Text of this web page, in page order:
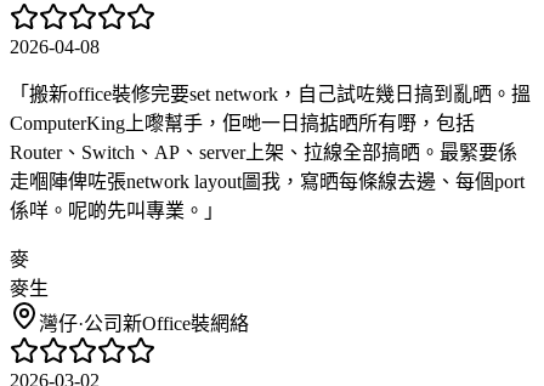
2026-04-08
「 搬新office裝修完要set network，自己試咗幾日搞到亂晒。搵
ComputerKing上嚟幫手，佢哋一日搞掂晒所有嘢，包括
Router、Switch、AP、server上架、拉線全部搞晒。最緊要係
走嗰陣俾咗張network layout圖我，寫晒每條線去邊、每個port
係咩。呢啲先叫專業。 」
麥
麥生
灣仔·公司新Office裝網絡
2026-03-02